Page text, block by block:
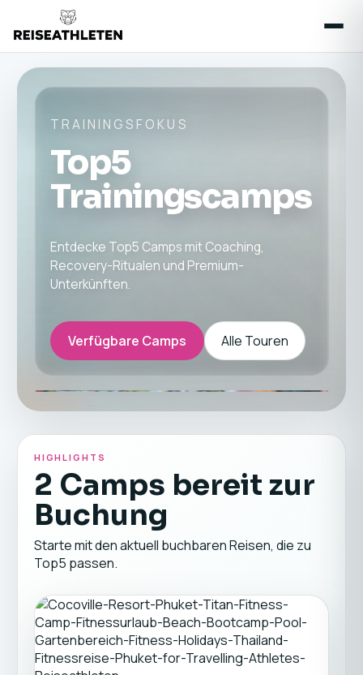
TRAININGSFOKUS
Top5
Trainingscamps
Entdecke Top5 Camps mit Coaching,
Recovery-Ritualen und Premium-
Unterkünften.
Verfügbare Camps Alle Touren
HIGHLIGHTS
2 Camps bereit zur
Buchung
Starte mit den aktuell buchbaren Reisen, die zu
Top5 passen.